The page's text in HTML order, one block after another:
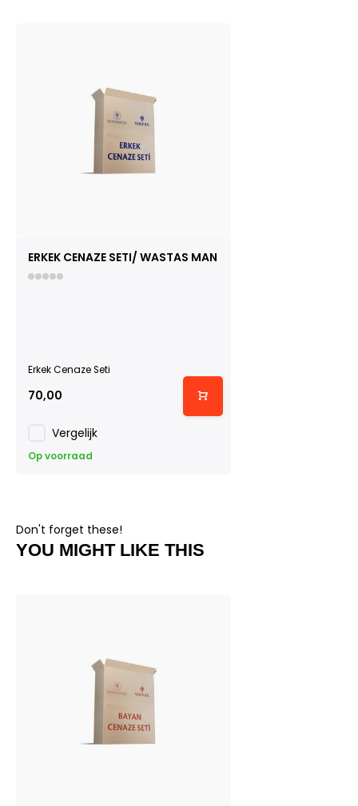
ERKEK CENAZE SETI/ WASTAS MAN
Erkek Cenaze Seti
70,00
Vergelijk
Op voorraad
Don't forget these!
YOU MIGHT LIKE THIS